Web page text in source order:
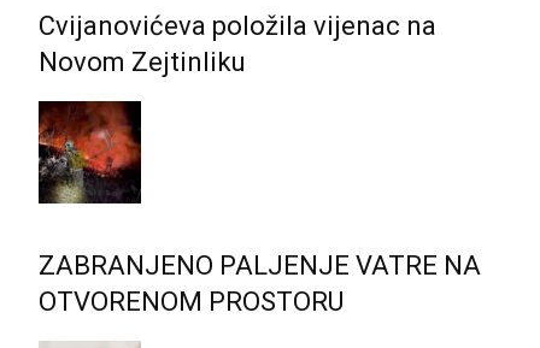
Cvijanovićeva položila vijenac na
Novom Zejtinliku
ZABRANJENO PALJENJE VATRE NA
OTVORENOM PROSTORU